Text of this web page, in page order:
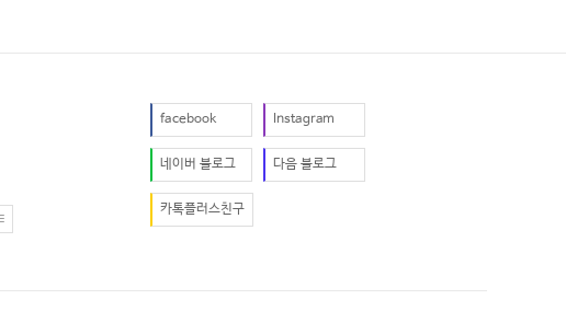
facebook Instagram
네이버 블로그 다음 블로그
카톡플러스친구